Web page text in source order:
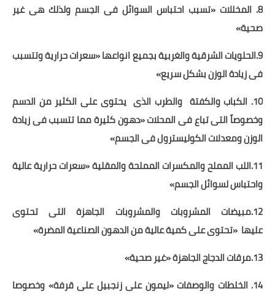
8. المخللات «تسبب احتباس السوائل فى الجسم ولذلك هى غير
صحية»
9.الحلويات الشرقية والغربية بجميع انواعها «سعرات حرارية وتتسبب
فى زيادة الوزن بشكل سريع»
10. الكباب والكفتة
والطرب الذى يحتوى على الكثير من الدسم
وخصوصاً التى تباع فى المحلات «دهون كثيرة مما تتسبب فى زيادة
الوزن ومعدلات الكوليسترول فى الجسم»
11.اللب المملح والمكسرات المملحة والمقلية «سعرات حرارية عالية
واحتباس لسوائل الجسم»
12.مبيضات المشروبات والمشروبات الجاهزة التى تحتوى
عليها «تحتوى على كمية عالية من الدهون الصناعية المضرة»
13.مرقات الدجاج الجاهزة «غير صحية»
14. الخلطات والوصفات «ليمون على زنجبيل على قرفة» وخصوصا